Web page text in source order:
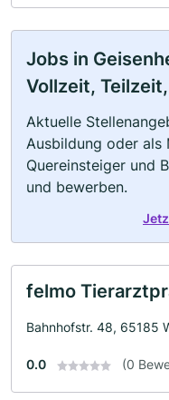
Jobs in
Vollzeit,
Aktuelle
Ausbildung oder als
Quereinsteiger und
und bewerben.
felmo
Bahnhofstr. 48, 65185
0.0 (0